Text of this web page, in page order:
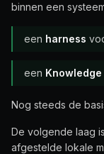
binnen een
een harness
een Knowledge
Nog steeds de
De volgende laag
afgestelde lokale